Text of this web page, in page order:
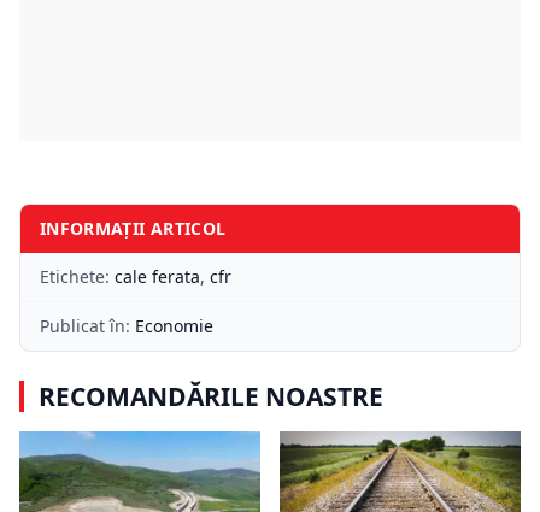
INFORMAȚII ARTICOL
Etichete: cale ferata, cfr
Publicat în: Economie
RECOMANDĂRILE NOASTRE